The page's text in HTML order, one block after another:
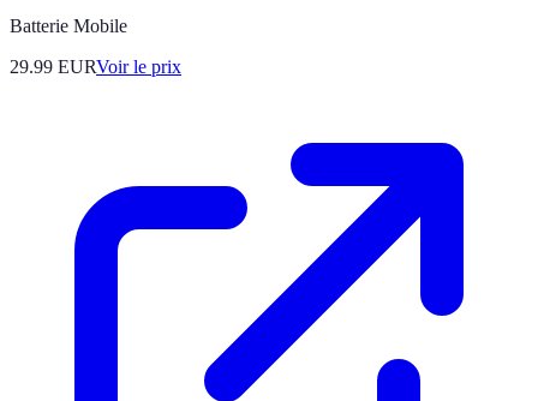
Batterie Mobile
29.99 EURVoir le prix